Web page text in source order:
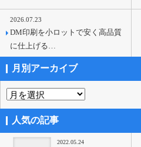
2026.07.23
DM印刷を小ロットで安く高品質
に仕上げる…
月別アーカイブ
人気の記事
2022.05.24